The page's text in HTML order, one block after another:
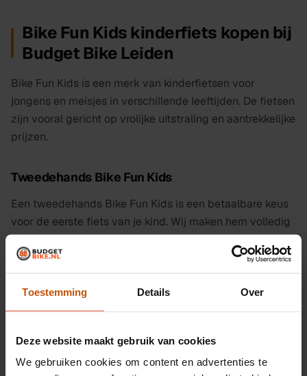
Toestemming Details Over
Deze website maakt gebruik van cookies
We gebruiken cookies om content en advertenties te
Bike Fun Kids kinderfiets kopen bij
Budget Bike Leiden
Bike Fun Kids is een merk van kinderfietsen voor
jongens en meisjes in verschillende leeftijden. De fietsen
zijn vooral gericht op vrolijke uitstraling en aantrekkelijke
prijzen.
Tweedehands Bike Fun Kids
Een tweedehands Bike Fun Kids is een betaalbare keus
voor de eerste fiets van je kind. Wij maken hem volledig
rijklaar.
Verder kijken
Elektrische fietsen Alle fietsen